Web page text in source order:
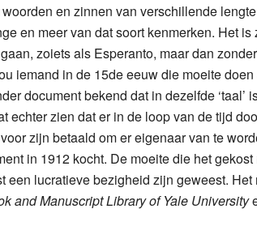
en zinnen van verschillende
en meer van dat soort kenmerken. Het
zoiets als Esperanto, maar dan
iemand in de 15de eeuw die moeite
document bekend dat in dezelfde ‘taal’
echter zien dat er in de loop van de tijd
zijn betaald om er eigenaar van te
in 1912 kocht. De moeite die het
een lucratieve bezigheid zijn geweest.
and Manuscript Library of Yale University